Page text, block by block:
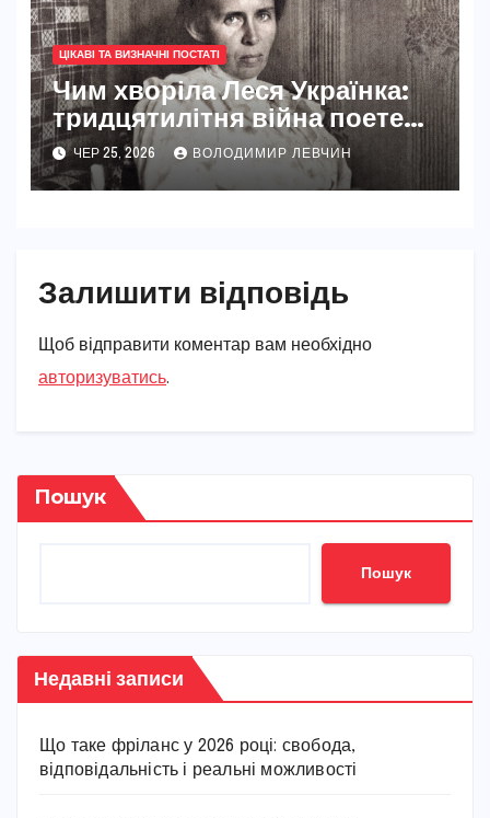
ЦІКАВІ ТА ВИЗНАЧНІ ПОСТАТІ
Чим хворіла Леся Українка:
тридцятилітня війна поетеси
з туберкульозом кісток
ЧЕР 25, 2026 ВОЛОДИМИР ЛЕВЧИН
Залишити відповідь
Щоб відправити коментар вам необхідно
авторизуватись.
Пошук
Пошук
Недавні записи
Що таке фріланс у 2026 році: свобода,
відповідальність і реальні можливості